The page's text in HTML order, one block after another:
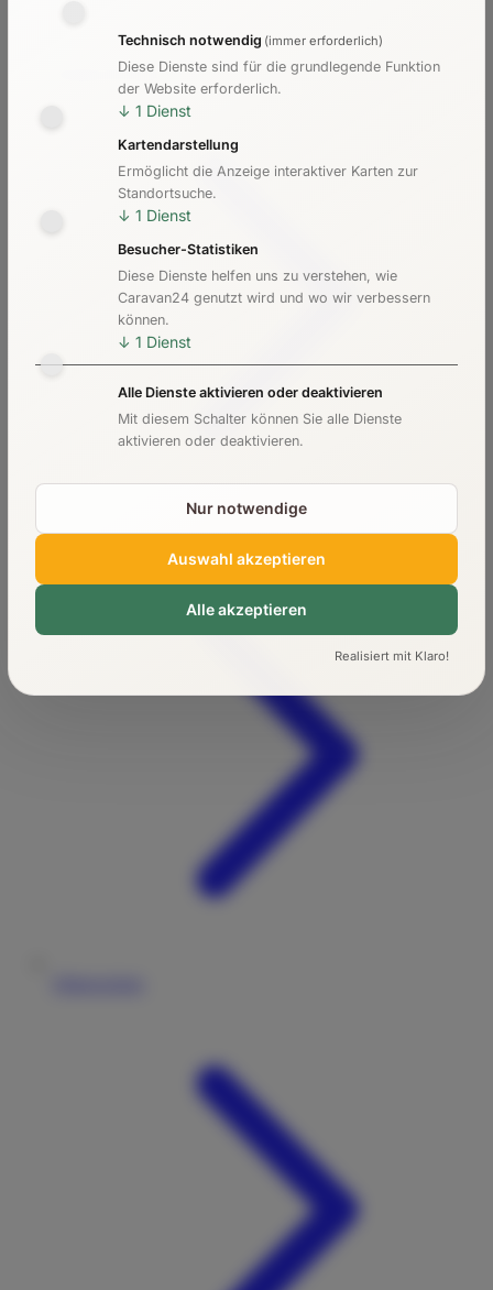
Kosten & Preise
Technisch notwendig (immer erforderlich)
Diese Dienste sind für die grundlegende Funktion
der Website erforderlich.
↓ 1 Dienst
Kartendarstellung
Ermöglicht die Anzeige interaktiver Karten zur
Standortsuche.
↓ 1 Dienst
Besucher-Statistiken
Diese Dienste helfen uns zu verstehen, wie
Caravan24 genutzt wird und wo wir verbessern
können.
↓ 1 Dienst
Alle Dienste aktivieren oder deaktivieren
Mit diesem Schalter können Sie alle Dienste
aktivieren oder deaktivieren.
Nur notwendige
Auswahl akzeptieren
Alle akzeptieren
Realisiert mit Klaro!